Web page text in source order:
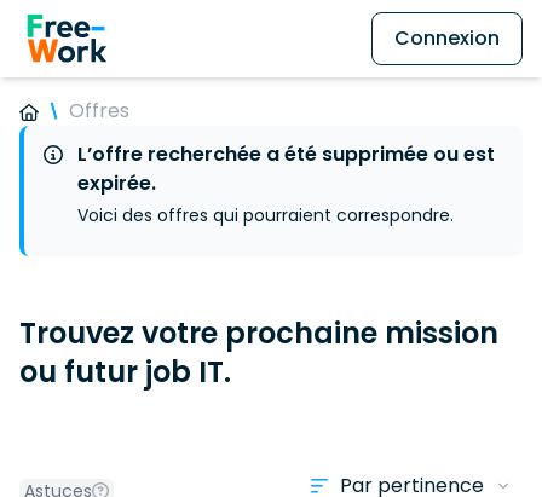
Connexion
Offres
L’offre recherchée a été supprimée ou est
expirée.
Voici des offres qui pourraient correspondre.
Trouvez votre prochaine mission
ou futur job IT.
Astuces